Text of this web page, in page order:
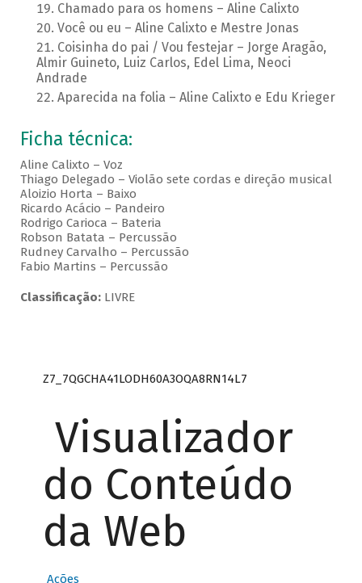
Chamado para os homens – Aline Calixto
Você ou eu – Aline Calixto e Mestre Jonas
Coisinha do pai / Vou festejar – Jorge Aragão,
Almir Guineto, Luiz Carlos, Edel Lima, Neoci
Andrade
Aparecida na folia – Aline Calixto e Edu Krieger
Ficha técnica:
Aline Calixto – Voz
Thiago Delegado – Violão sete cordas e direção musical
Aloizio Horta – Baixo
Ricardo Acácio – Pandeiro
Rodrigo Carioca – Bateria
Robson Batata – Percussão
Rudney Carvalho – Percussão
Fabio Martins – Percussão
Classificação:LIVRE
Z7_7QGCHA41LODH60A3OQA8RN14L7
Visualizador
do Conteúdo
da Web
Ações